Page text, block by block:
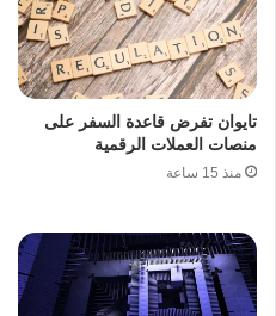
تايوان تفرض قاعدة السفر على
منصات العملات الرقمية
منذ 15 ساعة